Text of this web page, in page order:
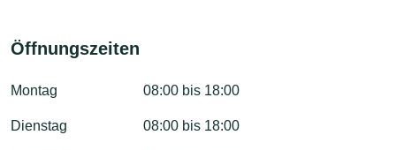
Öffnungszeiten
Montag 08:00 bis 18:00
Dienstag 08:00 bis 18:00